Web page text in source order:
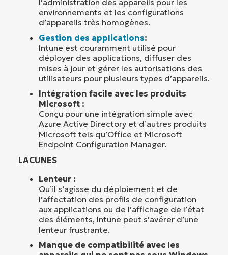
l’administration des appareils pour les
environnements et les configurations
d’appareils très homogènes.
Gestion des applications:
Intune est couramment utilisé pour
déployer des applications, diffuser des
mises à jour et gérer les autorisations des
utilisateurs pour plusieurs types d’appareils.
Intégration facile avec les produits
Microsoft :
Conçu pour une intégration simple avec
Azure Active Directory et d’autres produits
Microsoft tels qu’Office et Microsoft
Endpoint Configuration Manager.
LACUNES
Lenteur :
Qu’il s’agisse du déploiement et de
l’affectation des profils de configuration
aux applications ou de l’affichage de l’état
des éléments, Intune peut s’avérer d’une
lenteur frustrante.
Manque de compatibilité avec les